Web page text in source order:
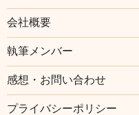
会社概要
執筆メンバー
感想・お問い合わせ
プライバシーポリシー